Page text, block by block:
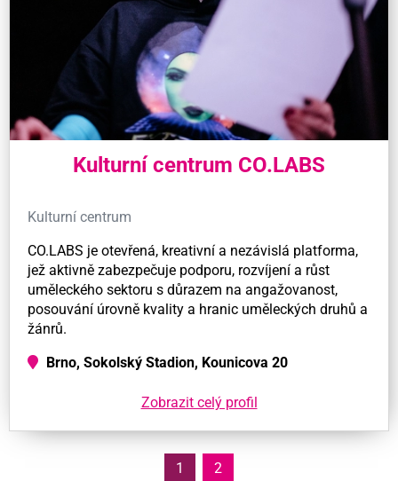
Kulturní centrum CO.LABS
Kulturní centrum
CO.LABS je otevřená, kreativní a nezávislá platforma,
jež aktivně zabezpečuje podporu, rozvíjení a růst
uměleckého sektoru s důrazem na angažovanost,
posouvání úrovně kvality a hranic uměleckých druhů a
žánrů.
Brno, Sokolský Stadion, Kounicova 20
Zobrazit celý profil
1 2